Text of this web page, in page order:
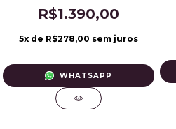
R$1.390,00
5x de R$278,00 sem juros
WHATSAPP